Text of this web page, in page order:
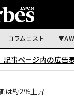
コラムニスト
記事ページ内の広告
は約2％上昇